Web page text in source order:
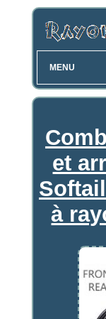
MENU
et
à